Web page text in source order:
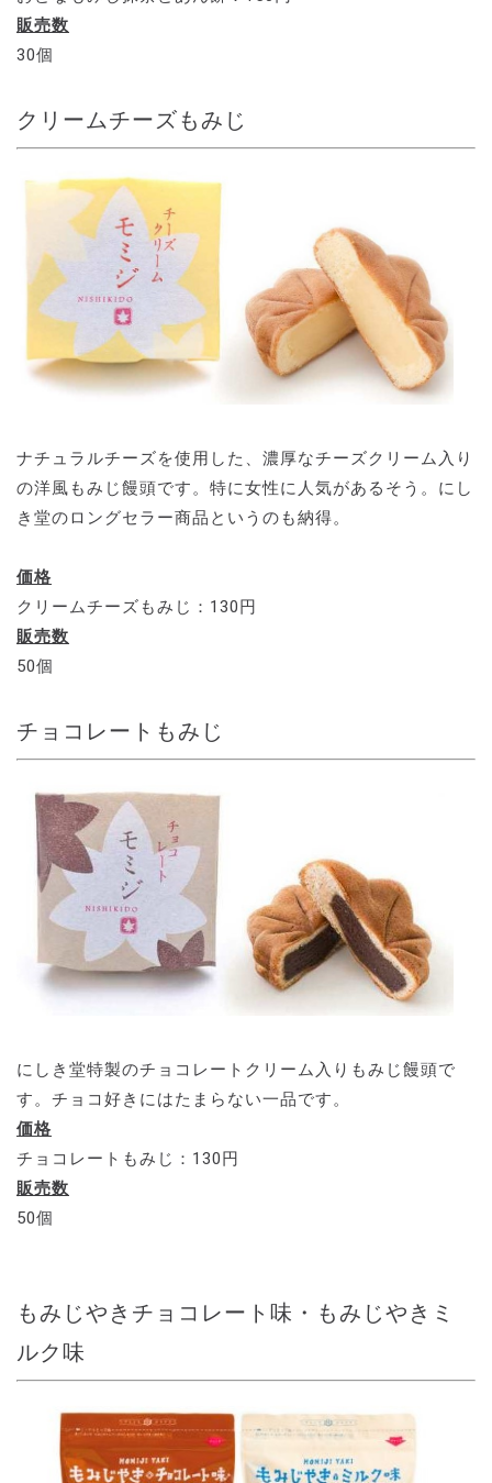
販売数
30個
クリームチーズもみじ
ナチュラルチーズを使用した、濃厚なチーズクリーム入り
の洋風もみじ饅頭です。特に女性に人気があるそう。にし
き堂のロングセラー商品というのも納得。
価格
クリームチーズもみじ：130円
販売数
50個
チョコレートもみじ
にしき堂特製のチョコレートクリーム入りもみじ饅頭で
す。チョコ好きにはたまらない一品です。
価格
チョコレートもみじ：130円
販売数
50個
もみじやきチョコレート味・もみじやきミ
ルク味